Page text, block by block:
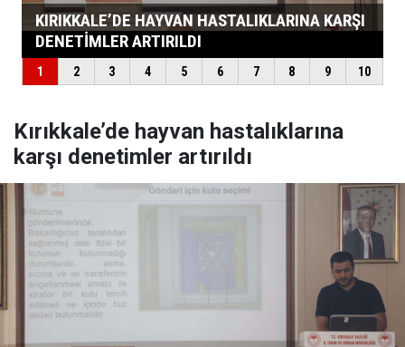
Kırıkkale’de hayvan hastalıklarına
karşı denetimler artırıldı